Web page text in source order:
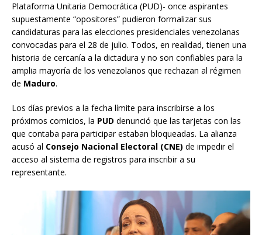
Plataforma Unitaria Democrática (PUD)- once aspirantes
supuestamente “opositores” pudieron formalizar sus
candidaturas para las elecciones presidenciales venezolanas
convocadas para el 28 de julio. Todos, en realidad, tienen una
historia de cercanía a la dictadura y no son confiables para la
amplia mayoría de los venezolanos que rechazan al régimen
de Maduro.
Los días previos a la fecha límite para inscribirse a los
próximos comicios, la PUD denunció que las tarjetas con las
que contaba para participar estaban bloqueadas. La alianza
acusó al Consejo Nacional Electoral (CNE) de impedir el
acceso al sistema de registros para inscribir a su
representante.